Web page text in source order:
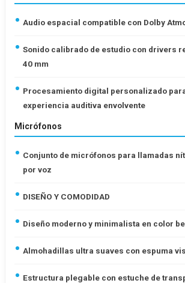
Audio espacial compatible con Dolby
Sonido calibrado de estudio con drivers
40 mm
Procesamiento digital personalizado
experiencia auditiva envolvente
Micrófonos
Conjunto de micrófonos para llamadas
por voz
DISEÑO Y COMODIDAD
Diseño moderno y minimalista en color
Almohadillas ultra suaves con espuma
Estructura plegable con estuche de